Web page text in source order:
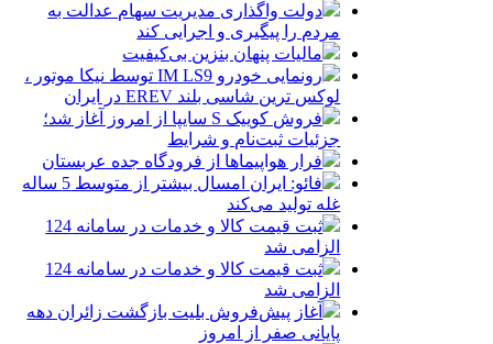
دولت واگذاری مدیریت سهام عدالت به
مردم را پیگیری و اجرایی کند
مالیات پنهان بنزین بی‌کیفیت
رونمایی خودرو IM LS9 توسط نیکا موتور ،
لوکس ترین شاسی بلند EREV در ایران
فروش کوییک S سایپا از امروز آغاز شد؛
جزئیات ثبت‌نام و شرایط
فرار هواپیماها از فرودگاه جده عربستان
فائو: ایران امسال بیشتر از متوسط 5 ساله
غله تولید می‌کند
ثبت قیمت کالا و خدمات در سامانه 124
الزامی شد
ثبت قیمت کالا و خدمات در سامانه 124
الزامی شد
آغاز پیش‌فروش بلیت بازگشت زائران دهه
پایانی صفر از امروز